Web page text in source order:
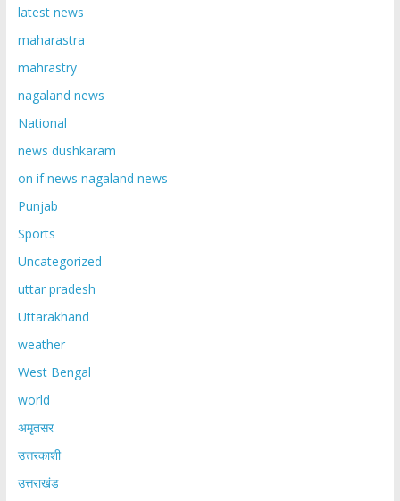
latest news
maharastra
mahrastry
nagaland news
National
news dushkaram
on if news nagaland news
Punjab
Sports
Uncategorized
uttar pradesh
Uttarakhand
weather
West Bengal
world
अमृतसर
उत्तरकाशी
उत्तराखंड